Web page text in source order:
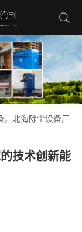
，北海除尘设备厂
技术创新能